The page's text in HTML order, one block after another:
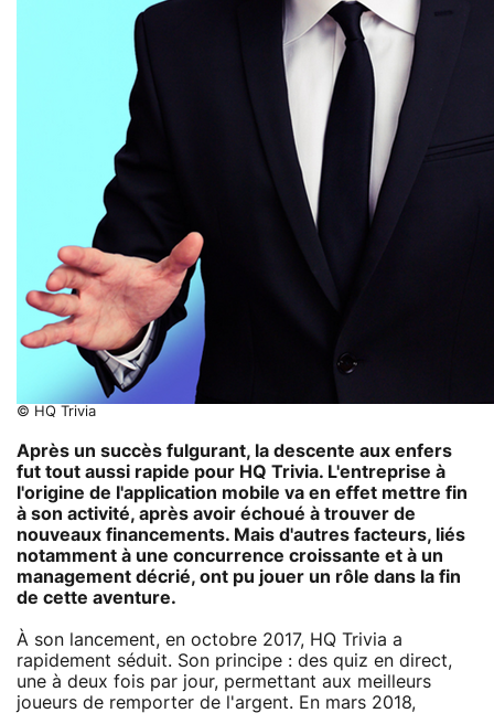
© HQ Trivia
Après un succès fulgurant, la descente aux enfers
fut tout aussi rapide pour HQ Trivia. L'entreprise à
l'origine de l'application mobile va en effet mettre fin
à son activité, après avoir échoué à trouver de
nouveaux financements. Mais d'autres facteurs, liés
notamment à une concurrence croissante et à un
management décrié, ont pu jouer un rôle dans la fin
de cette aventure.
À son lancement, en octobre 2017, HQ Trivia a
rapidement séduit. Son principe : des quiz en direct,
une à deux fois par jour, permettant aux meilleurs
joueurs de remporter de l'argent. En mars 2018,